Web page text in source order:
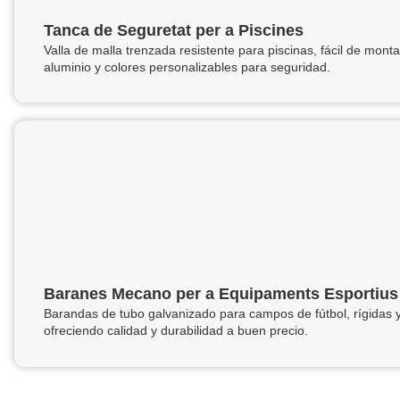
Tanca de Seguretat per a Piscines
Valla de malla trenzada resistente para piscinas, fácil de
aluminio y colores personalizables para seguridad.
Baranes Mecano per a Equipaments Esportius
Barandas de tubo galvanizado para campos de fútbol,
ofreciendo calidad y durabilidad a buen precio.